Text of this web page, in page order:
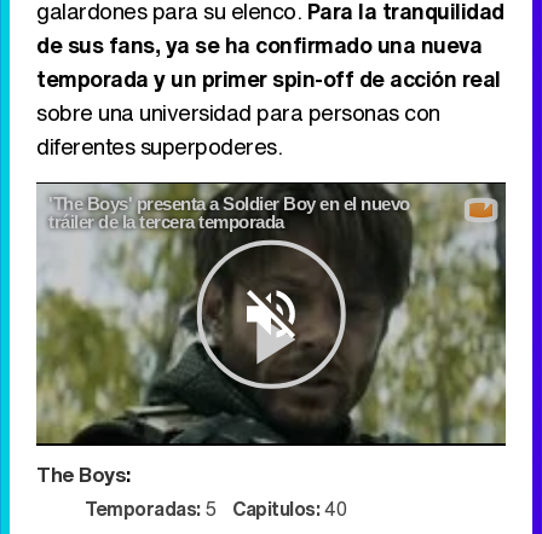
galardones para su elenco. Para la tranquilidad
de sus fans, ya se ha confirmado una nueva
temporada y un primer spin-off de acción real
sobre una universidad para personas con
diferentes superpoderes.
Play
'The Boys' presenta a Soldier Boy en el nuevo
tráiler de la tercera temporada
The Boys:
Temporadas:5 Capitulos:40